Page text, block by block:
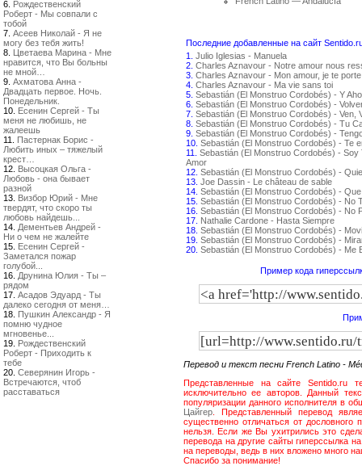
6. Рождественский
Роберт - Мы совпали с
тобой
7. Асеев Николай - Я не
могу без тебя жить!
8. Цветаева Марина - Мне
нравится, что Вы больны
не мной…
9. Ахматова Анна -
Двадцать первое. Ночь.
Понедельник.
10. Есенин Сергей - Ты
меня не любишь, не
жалеешь
11. Пастернак Борис -
Любить иных – тяжелый
крест…
12. Высоцкая Ольга -
Любовь - она бывает
разной
13. Визбор Юрий - Мне
твердят, что скоро ты
любовь найдешь...
14. Дементьев Андрей -
Ни о чем не жалейте
15. Есенин Сергей -
Заметался пожар
голубой...
16. Друнина Юлия - Ты –
рядом
17. Асадов Эдуард - Ты
далеко сегодня от меня…
18. Пушкин Александр - Я
помню чудное
мгновенье...
19. Рождественский
Роберт - Приходить к
тебе
20. Северянин Игорь -
Встречаются, чтоб
расставаться
Последние добавленные на сайт
1. Julio Iglesias - Manuela
2. Charles Aznavour - Notre amour nous
3. Charles Aznavour - Mon amour, je te
4. Charles Aznavour - Ma vie sans toi
5. Sebastián (El Monstruo Cordobés) - Y
6. Sebastián (El Monstruo Cordobés) -
7. Sebastián (El Monstruo Cordobés) - Ven,
8. Sebastián (El Monstruo Cordobés) - Tu
9. Sebastián (El Monstruo Cordobés) -
10. Sebastián (El Monstruo Cordobés) - Te
11. Sebastián (El Monstruo Cordobés) - Soy
Amor
12. Sebastián (El Monstruo Cordobés) -
13. Joe Dassin - Le château de sable
14. Sebastián (El Monstruo Cordobés) -
15. Sebastián (El Monstruo Cordobés) - No
16. Sebastián (El Monstruo Cordobés) - No
17. Nathalie Cardone - Hasta Siempre
18. Sebastián (El Monstruo Cordobés) -
19. Sebastián (El Monstruo Cordobés) -
20. Sebastián (El Monstruo Cordobés) - Me
Пример кода
Перевод и текст песни French Latino -
Представленные на сайте Sentido.ru
исключительно ее авторов. Данный
популяризации данного исполнителя в
Цайгер . Представленный перевод
существенно отличаться от
нельзя. Если же Вы ухитрились это
перевода на другие сайты гиперссылка
на переводы, ведь в них вложено много
Спасибо за понимание!